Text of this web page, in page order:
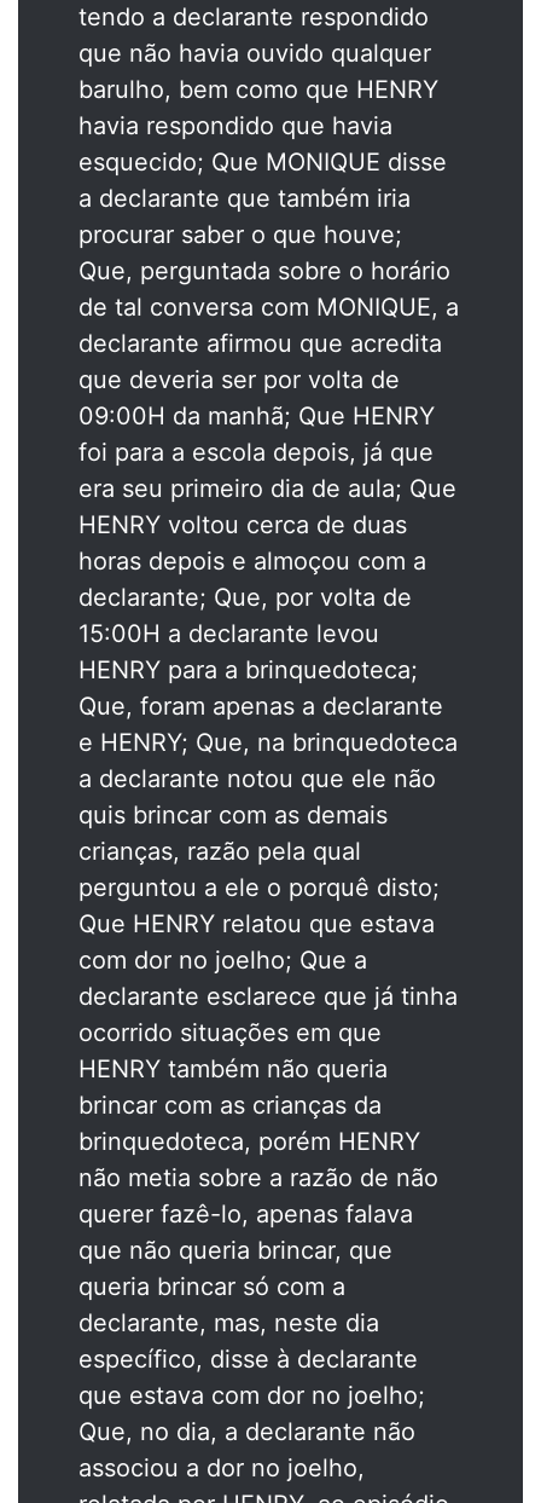
tendo a declarante respondido
que não havia ouvido qualquer
barulho, bem como que HENRY
havia respondido que havia
esquecido; Que MONIQUE disse
a declarante que também iria
procurar saber o que houve;
Que, perguntada sobre o horário
de tal conversa com MONIQUE, a
declarante afirmou que acredita
que deveria ser por volta de
09:00H da manhã; Que HENRY
foi para a escola depois, já que
era seu primeiro dia de aula; Que
HENRY voltou cerca de duas
horas depois e almoçou com a
declarante; Que, por volta de
15:00H a declarante levou
HENRY para a brinquedoteca;
Que, foram apenas a declarante
e HENRY; Que, na brinquedoteca
a declarante notou que ele não
quis brincar com as demais
crianças, razão pela qual
perguntou a ele o porquê disto;
Que HENRY relatou que estava
com dor no joelho; Que a
declarante esclarece que já tinha
ocorrido situações em que
HENRY também não queria
brincar com as crianças da
brinquedoteca, porém HENRY
não metia sobre a razão de não
querer fazê-lo, apenas falava
que não queria brincar, que
queria brincar só com a
declarante, mas, neste dia
específico, disse à declarante
que estava com dor no joelho;
Que, no dia, a declarante não
associou a dor no joelho,